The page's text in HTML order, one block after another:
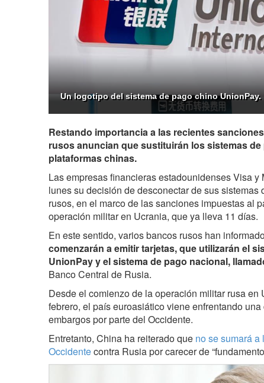
Un logotipo del sistema de pago chino UnionPay.
Restando importancia a las recientes
rusos anuncian que sustituirán los sistemas
plataformas chinas.
Las empresas financieras estadounidenses Visa y
lunes su decisión de desconectar de sus sistemas
rusos, en el marco de las sanciones impuestas al
operación militar en Ucrania, que ya lleva 11 días.
En este sentido, varios bancos rusos han
comenzarán a emitir tarjetas, que utilizarán el
UnionPay y el sistema de pago nacional,
Banco Central de Rusia.
Desde el comienzo de la operación militar rusa en
febrero, el país euroasiático viene enfrentando
embargos por parte del Occidente.
Entretanto, China ha reiterado que no se sumará
Occidentecontra Rusia por carecer de